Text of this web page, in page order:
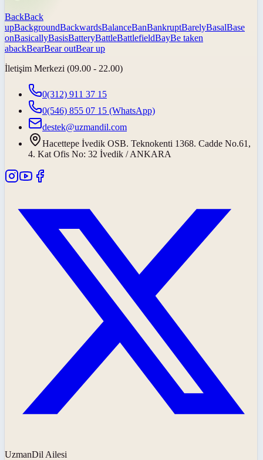
BackBack
upBackgroundBackwardsBalanceBanBankruptBarelyBasalBase
onBasicallyBasisBatteryBattleBattlefieldBayBe taken
abackBearBear outBear up
İletişim Merkezi (09.00 - 22.00)
0(312) 911 37 15
0(546) 855 07 15 (WhatsApp)
destek@uzmandil.com
Hacettepe İvedik OSB. Teknokenti 1368. Cadde No.61,
4. Kat Ofis No: 32 İvedik / ANKARA
UzmanDil Ailesi